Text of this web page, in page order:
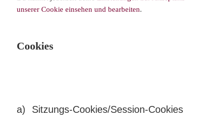
unserer Cookie einsehen und bearbeiten.
Cookies
a) Sitzungs-Cookies/Session-Cookies